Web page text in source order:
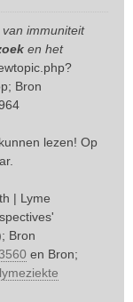
immuniteit
en het
Bron
lezen! Op
| Lyme
Bron
en Bron;